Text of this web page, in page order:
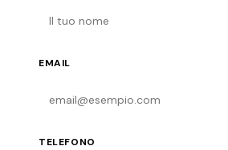
EMAIL
TELEFONO